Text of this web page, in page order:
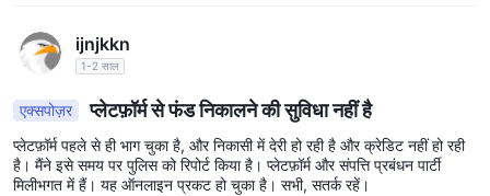
ijnjkkn
1-2 साल
एक्सपोज़र प्लेटफ़ॉर्म से फंड निकालने की सुविधा नहीं है
प्लेटफ़ॉर्म पहले से ही भाग चुका है, और निकासी में देरी हो रही है और क्रेडिट नहीं हो रही
है। मैंने इसे समय पर पुलिस को रिपोर्ट किया है। प्लेटफ़ॉर्म और संपत्ति प्रबंधन पार्टी
मिलीभगत में हैं। यह ऑनलाइन प्रकट हो चुका है। सभी, सतर्क रहें।